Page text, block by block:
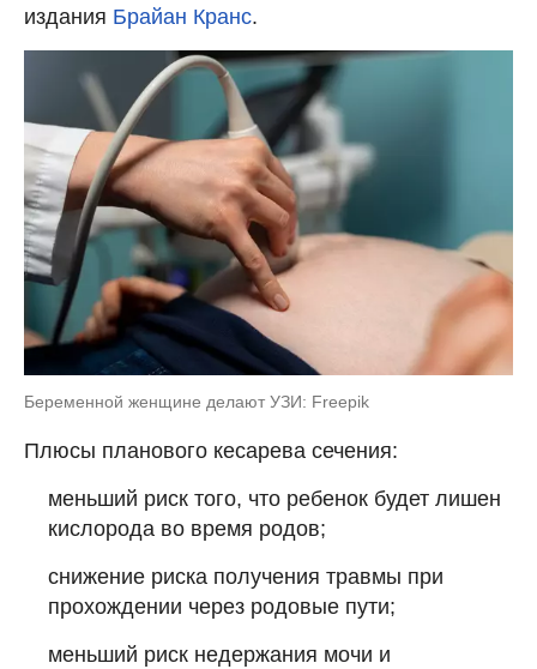
издания Брайан Кранс.
Беременной женщине делают УЗИ: Freepik
Плюсы планового кесарева сечения:
меньший риск того, что ребенок будет лишен
кислорода во время родов;
снижение риска получения травмы при
прохождении через родовые пути;
меньший риск недержания мочи и